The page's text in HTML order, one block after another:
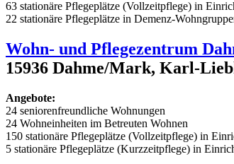
63 stationäre Pflegeplätze (Vollzeitpflege) in
22 stationäre Pflegeplätze in Demenz-
Wohn- und Pflegezentrum
15936 Dahme/Mark, Karl-
Angebote:
24 seniorenfreundliche Wohnungen
24 Wohneinheiten im Betreuten Wohnen
150 stationäre Pflegeplätze (Vollzeitpflege) in
5 stationäre Pflegeplätze (Kurzzeitpflege) in